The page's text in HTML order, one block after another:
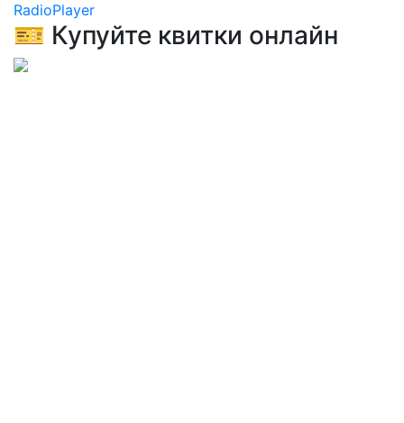
RadioPlayer
🎫 Купуйте квитки онлайн